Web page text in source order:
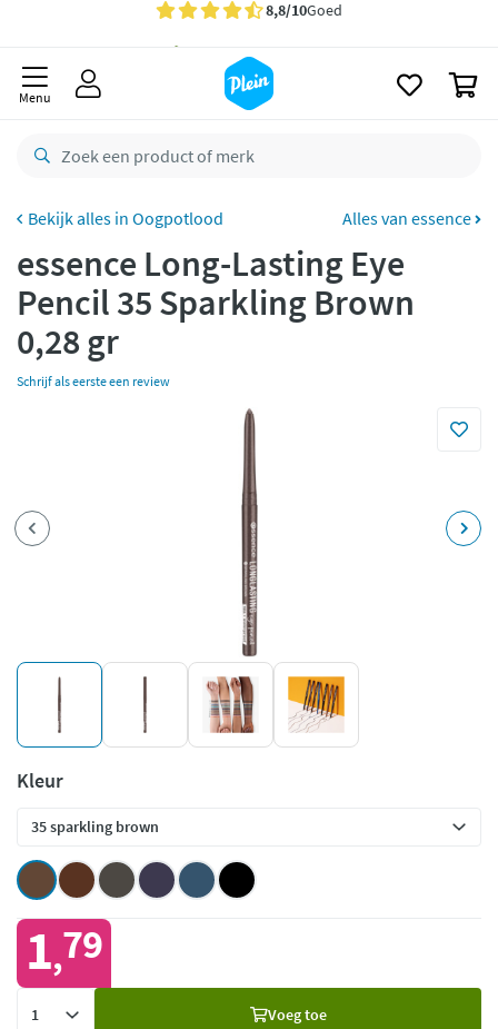
Gratisbezorging vanaf 35,- *
besteld,
retourneren
CO2 neutraal
Betaal met Klarna
Menu
Oogpotlood Alles van essence
essence Long-Lasting Eye
Pencil 35 Sparkling Brown
0,28 gr
Schrijf als eerste een review
Kleur
1,79
Voeg toe